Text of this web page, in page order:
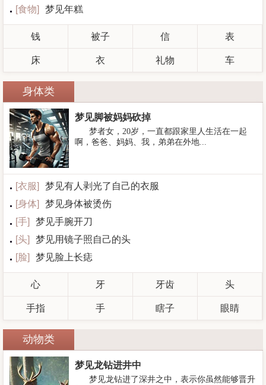
[食物] 梦见年糕
钱 被子 信 表
床 衣 礼物 车
身体类
梦见脚被妈妈砍掉
梦者女，20岁，一直都跟家里人生活在一起
啊，爸爸、妈妈、我，弟弟在外地...
[衣服]
梦见有人剥光了自己的衣服
[身体]
梦见身体被烫伤
[手]
梦见手腕开刀
[头]
梦见用镜子照自己的头
[脸] 梦见脸上长痣
心 牙 牙齿 头
手指 手 瞎子 眼睛
动物类
梦见龙钻进井中
梦见龙钻进了深井之中，表示你虽然能够晋升